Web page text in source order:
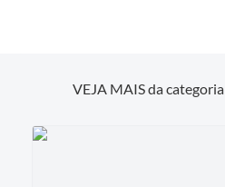
VEJA MAIS da categoria